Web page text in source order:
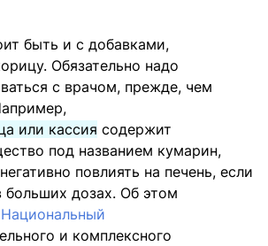
быть и с добавками,
Обязательно надо
с врачом, прежде, чем
или кассия содержит
под названием кумарин,
повлиять на печень, если
больших дозах. Об этом
Национальный
и комплексного